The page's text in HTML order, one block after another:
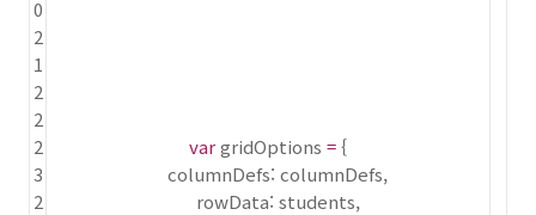
0
2
1
2
2
2
3
2
vargridOptions ={
columnDefs: columnDefs,
rowData: students,